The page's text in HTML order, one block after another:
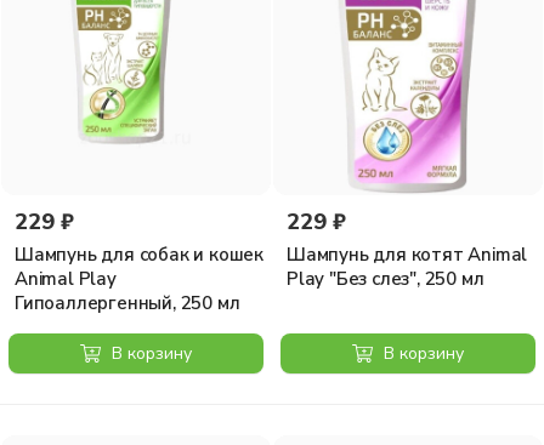
229 ₽
Шампунь для собак и кошек
Animal Play
Гипоаллергенный, 250 мл
В корзину
229 ₽
Шампунь для котят Animal
Play "Без слез", 250 мл
В корзину